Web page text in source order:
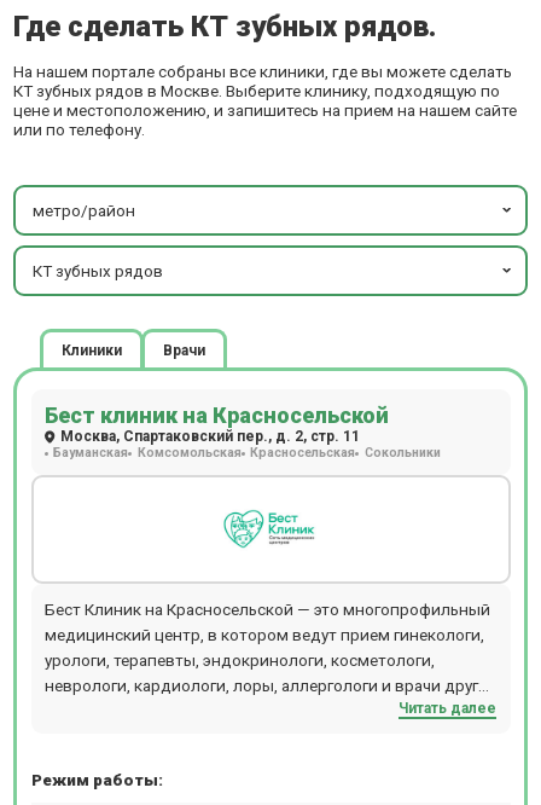
Где сделать КТ зубных рядов.
На нашем портале собраны все клиники, где вы можете сделать
КТ зубных рядов в Москве. Выберите клинику, подходящую по
цене и местоположению, и запишитесь на прием на нашем сайте
или по телефону.
метро/район
КТ зубных рядов
Клиники Врачи
Бест клиник на Красносельской
Москва, Спартаковский пер., д. 2, стр. 11
Бауманская Комсомольская Красносельская Сокольники
Бест Клиник на Красносельской — это многопрофильный
медицинский центр, в котором ведут прием гинекологи,
урологи, терапевты, эндокринологи, косметологи,
неврологи, кардиологи, лоры, аллергологи и врачи других
специальностей. Центр объединяет стационар,
физиотерапии, косметологии, пластической хирургии,
Читать далее
Режим работы: